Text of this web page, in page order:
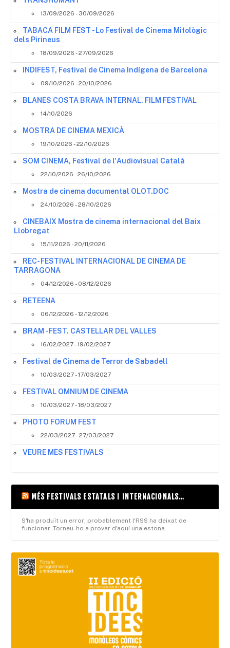
13/09/2026 - 30/09/2026
TABACA FILM FEST - Lo Festival de Cinema Mitològic
dels Pirineus
18/09/2026 - 27/09/2026
INDIFEST, Festival de Cinema Indígena de Barcelona
09/10/2026 - 20/10/2026
BLANES COSTA BRAVA INTERNAL. FILM FESTIVAL
14/10/2026
MOSTRA DE CINEMA MEXICÀ
19/10/2026 - 22/10/2026
SOM CINEMA, Festival de l'Audiovisual Català
22/10/2026 - 26/10/2026
Mostra de cinema documental OLOT.DOC
24/10/2026 - 28/10/2026
CINEBAIX Mostra de cinema internacional del Baix
Llobregat
15/11/2026 - 20/11/2026
REC- FESTIVAL INTERNACIONAL DE CINEMA DE
TARRAGONA
04/12/2026 - 08/12/2026
RETEENA
06/12/2026 - 12/12/2026
BRAM - FEST. CASTELLAR DEL VALLES
16/02/2027 - 19/02/2027
Festival de Cinema de Terror de Sabadell
10/03/2027 - 17/03/2027
FESTIVAL OMNIUM DE CINEMA
10/03/2027 - 18/03/2027
PHOTO FORUM FEST
22/03/2027 - 27/03/2027
VEURE MES FESTIVALS
MÉS FESTIVALS ESTATALS I INTERNACIONALS…
S'ha produït un error; probablement l'RSS ha deixat de
funcionar. Torneu-ho a provar d'aquí una estona.